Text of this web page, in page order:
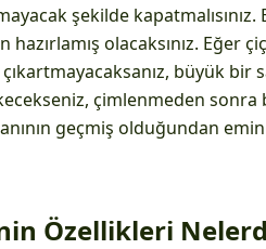
şekilde
hazırlamış olacaksınız. Eğer
büyük bir
çimlenmeden
geçmiş olduğundan
Özellikleri